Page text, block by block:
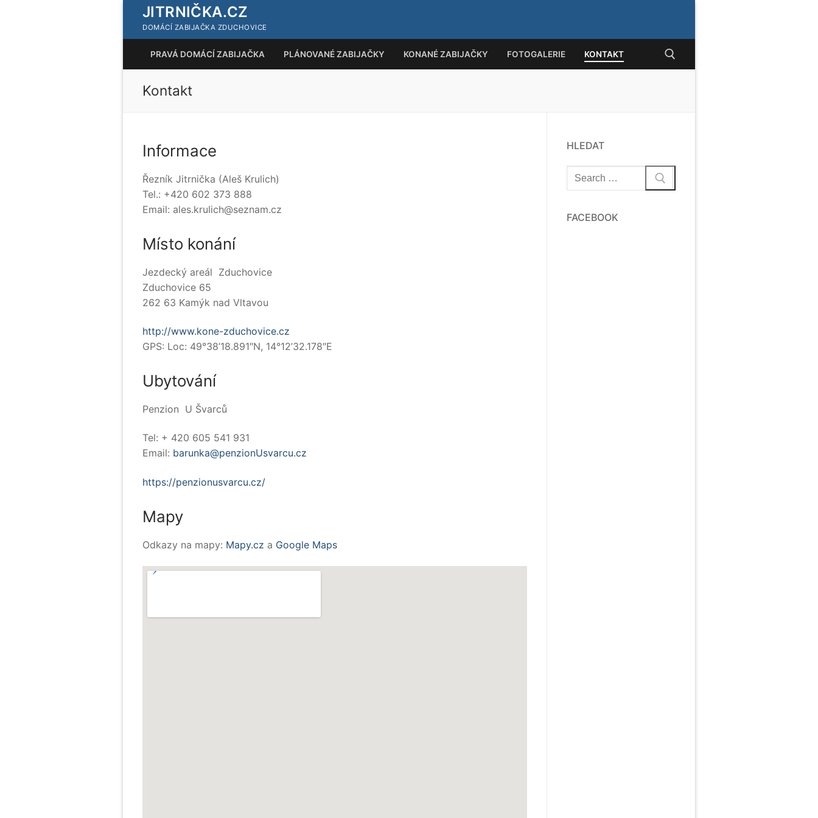
Přeskočit
obsah
JITRNIČKA.CZ
DOMÁCÍ ZABIJAČKA ZDUCHOVICE
PRAVÁ DOMÁCÍ ZABIJAČKA PLÁNOVANÉ ZABIJAČKY KONANÉ ZABIJAČKY FOTOGALERIE KONTAKT
Kontakt
Informace
Řezník Jitrnička (Aleš Krulich)
Tel.: +420 602 373 888
Email: ales.krulich@seznam.cz
Místo konání
Jezdecký areál Zduchovice
Zduchovice 65
262 63 Kamýk nad Vltavou
http://www.kone-zduchovice.cz
GPS: Loc: 49°38’18.891″N, 14°12’32.178″E
Ubytování
Penzion U Švarců
Tel: + 420 605 541 931
Email: barunka@penzionUsvarcu.cz
https://penzionusvarcu.cz/
Mapy
Odkazy na mapy: Mapy.cz a Google Maps
HLEDAT
Hledat:
FACEBOOK